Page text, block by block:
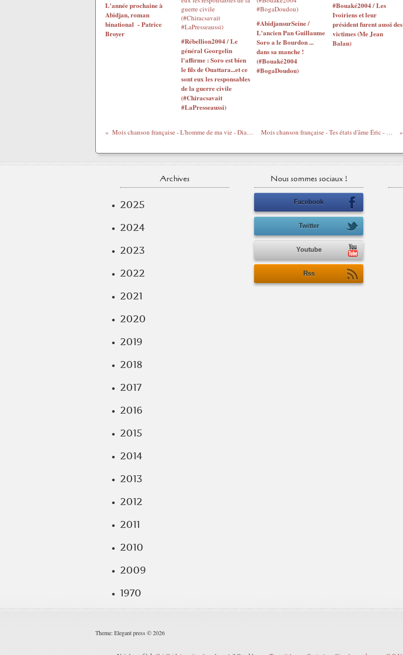
L'année prochaine à
Abidjan, roman
binational - Patrice
Broyer
#Rébellion2004 / Le
général Georgelin
l'affirme : Soro est bien
le fils de Ouattara...et ce
sont eux les responsables
de la guerre civile
(#Chiracsavait
#LaPresseaussi)
#AbidjansurSeine /
L'ancien Pan Guillaume
Soro a le Bourdon ...
dans sa manche !
(#Bouaké2004
#BogaDoudou)
#Bouaké2004 / Les
Ivoiriens et leur
président furent aussi des
victimes (Me Jean
Balan)
Mois chanson française - L'homme de ma vie - Diane Dufresne Mois chanson française - Tes états d'âme Éric - Luna Parker
Archives
2025
2024
2023
2022
2021
2020
2019
2018
2017
2016
2015
2014
2013
2012
2011
2010
2009
1970
Nous sommes sociaux !
Facebook
Twitter
Youtube
Rss
Theme: Elegant press © 2026